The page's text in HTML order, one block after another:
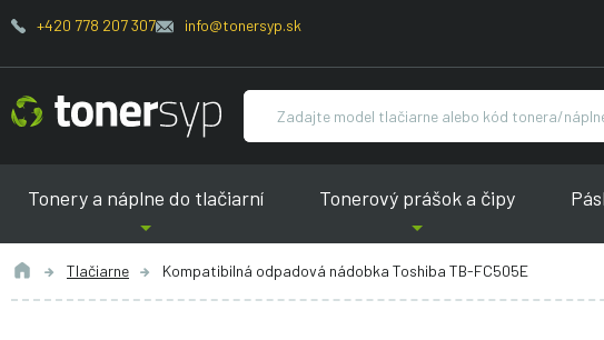
+420 778 207 307 info@tonersyp.sk
Tonery a náplne do tlačiarní Tonerový prášok a čipy
Tlačiarne Kompatibilná odpadová nádobka Toshiba TB-FC505E